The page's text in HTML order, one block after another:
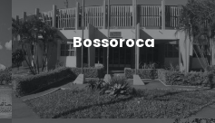
Bossoroca